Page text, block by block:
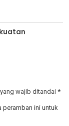
wajib ditandai*
peramban ini untuk